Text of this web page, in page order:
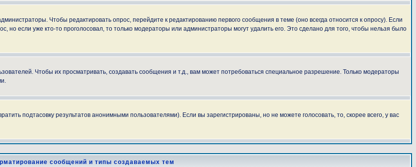
Чтобы редактировать опрос, перейдите к редактированию первого сообщения в теме (оно всегда относится к опросу). Если
но если уже кто-то проголосовал, то только модераторы или администраторы могут удалить его. Это сделано для того, чтобы нельзя было
Чтобы их просматривать, создавать сообщения и т.д., вам может потребоваться специальное разрешение. Только модераторы
подтасовку результатов анонимными пользователями). Если вы зарегистрированы, но не можете голосовать, то, скорее всего, у вас
сообщений и типы создаваемых тем